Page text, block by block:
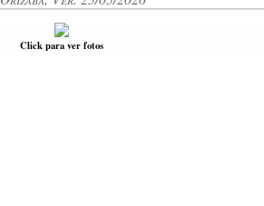
Click para ver fotos